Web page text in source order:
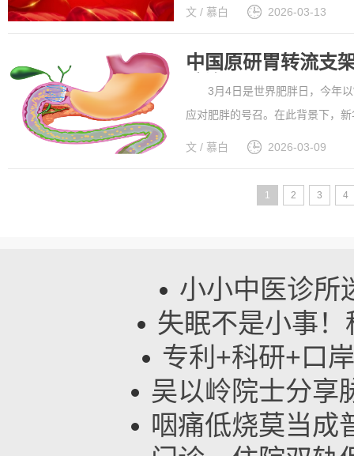
文 / 慕白 2026-03-13
中国原研胃转流支
防治
3月4日是世界肥胖日，今年以
应对肥胖的号召。在此背景下，
——「世界肥胖日」特别企划，
文 / 慕白 2026-03-09
1 2 3 4
小小中医诊
失眠不是小事
专利+科研+口
吴以岭院士分享
咽痛低烧莫当成